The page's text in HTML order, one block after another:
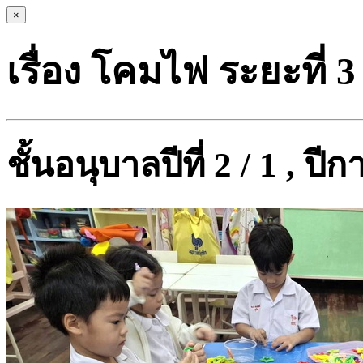
×
เรื่อง โคมไฟ ระยะที่ 3
ชั้นอนุบาลปีที่ 2 / 1 , ปีก